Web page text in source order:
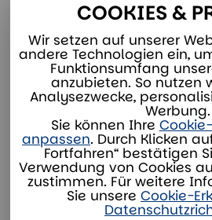
Unsere Mietspezialisten
miete@divaco.com
Whatsapp
ZUSÄTZLICHE
COOKIES &
Wir setzen auf unserer
andere Technologien ein,
Funktionsumfang
anzubieten. So nutzen
Analysezwecke,
Werbung.
Sie können Ihre
anpassen. Durch Klicken
Fortfahren“ bestätigen
Verwendung von Cookies
zustimmen. Für weitere
Sie unsere Cookie-